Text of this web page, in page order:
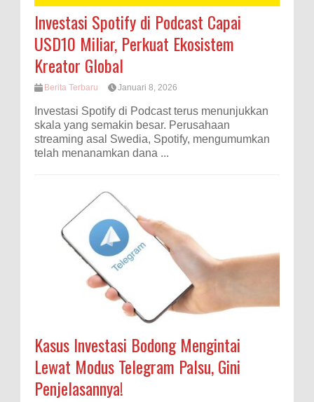
Investasi Spotify di Podcast Capai
USD10 Miliar, Perkuat Ekosistem
Kreator Global
Berita Terbaru Januari 8, 2026
Investasi Spotify di Podcast terus menunjukkan
skala yang semakin besar. Perusahaan
streaming asal Swedia, Spotify, mengumumkan
telah menanamkan dana ...
Kasus Investasi Bodong Mengintai
Lewat Modus Telegram Palsu, Gini
Penjelasannya!